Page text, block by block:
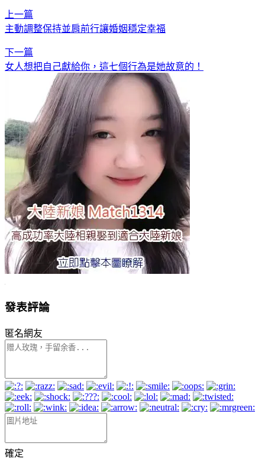
上一篇
主動調整保持並肩前行讓婚姻穩定幸福
下一篇
女人想把自己獻給你，這七個行為是她故意的！
發表評論
匿名網友
確定